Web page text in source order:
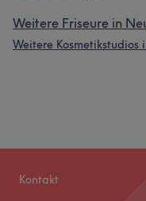
Weitere Friseure in
Weitere
Kontakt